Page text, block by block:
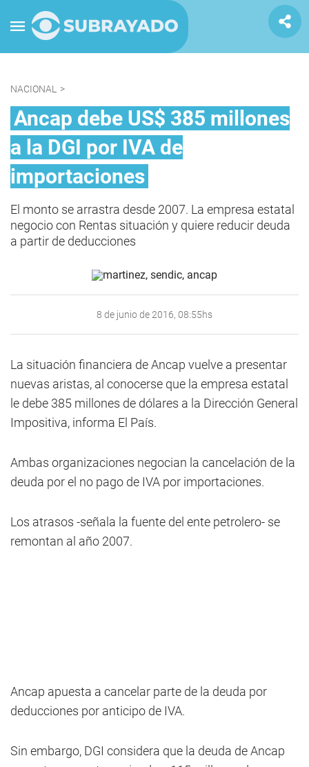
NACIONAL >
Ancap debe US$ 385 millones
a la DGI por IVA de
importaciones
El monto se arrastra desde 2007. La empresa estatal
negocio con Rentas situación y quiere reducir deuda
a partir de deducciones
8 de junio de 2016, 08:55hs
La situación financiera de Ancap vuelve a presentar
nuevas aristas, al conocerse que la empresa estatal
le debe 385 millones de dólares a la Dirección General
Impositiva, informa El País.
Ambas organizaciones negocian la cancelación de la
deuda por el no pago de IVA por importaciones.
Los atrasos -señala la fuente del ente petrolero- se
remontan al año 2007.
Ancap apuesta a cancelar parte de la deuda por
deducciones por anticipo de IVA.
Sin embargo, DGI considera que la deuda de Ancap